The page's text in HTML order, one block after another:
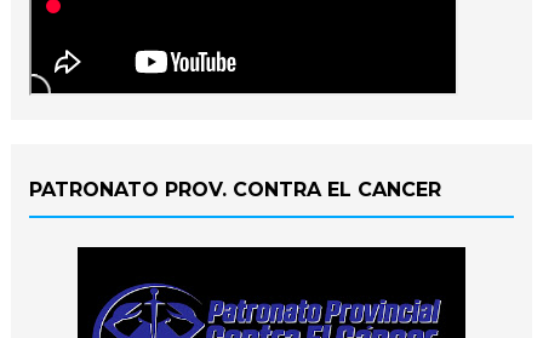
PATRONATO PROV. CONTRA EL CANCER